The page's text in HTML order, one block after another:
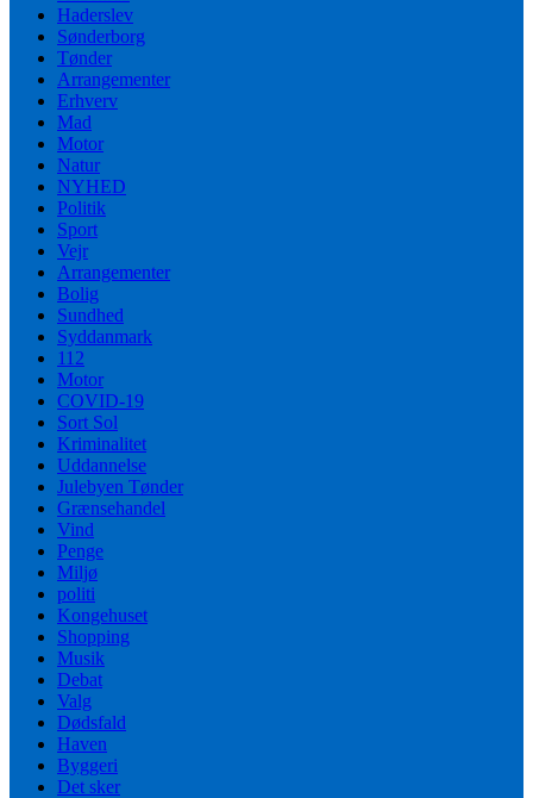
Haderslev
Sønderborg
Tønder
Arrangementer
Erhverv
Mad
Motor
Natur
NYHED
Politik
Sport
Vejr
Arrangementer
Bolig
Sundhed
Syddanmark
112
Motor
COVID-19
Sort Sol
Kriminalitet
Uddannelse
Julebyen Tønder
Grænsehandel
Vind
Penge
Miljø
politi
Kongehuset
Shopping
Musik
Debat
Valg
Dødsfald
Haven
Byggeri
Det sker